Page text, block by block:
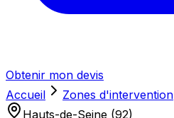
Obtenir mon devis
Accueil
Zones d'intervention
Hauts-de-Seine (92)